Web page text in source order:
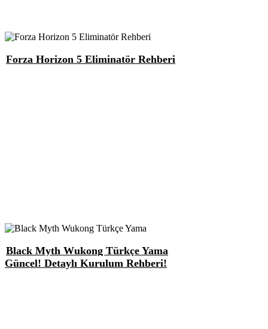
Forza Horizon 5 Eliminatör Rehberi
Black Myth Wukong Türkçe Yama
Güncel! Detaylı Kurulum Rehberi!